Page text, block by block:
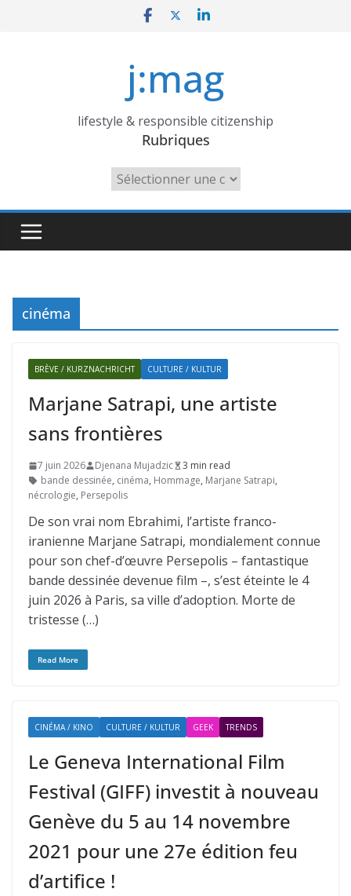
j:mag
lifestyle & responsible citizenship
Rubriques
Rubriques
cinéma
BRÈVE / KURZNACHRICHT CULTURE / KULTUR
Marjane Satrapi, une artiste
sans frontières
7 juin 2026 Djenana Mujadzic
3 min read
bande dessinée, cinéma, Hommage, Marjane Satrapi,
nécrologie, Persepolis
De son vrai nom Ebrahimi, l’artiste franco-
iranienne Marjane Satrapi, mondialement connue
pour son chef-d’œuvre Persepolis – fantastique
bande dessinée devenue film –, s’est éteinte le 4
juin 2026 à Paris, sa ville d’adoption. Morte de
tristesse (…)
Read More
CINÉMA / KINO CULTURE / KULTUR GEEK TRENDS
Le Geneva International Film
Festival (GIFF) investit à nouveau
Genève du 5 au 14 novembre
2021 pour une 27e édition feu
d’artifice !